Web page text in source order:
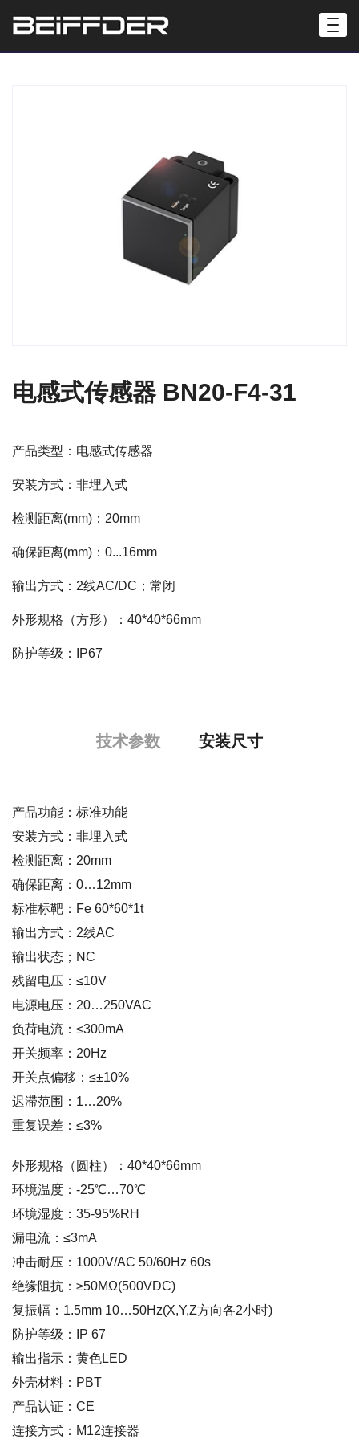
电感式传感器 BN20-F4-31
产品类型：电感式传感器
安装方式：非埋入式
检测距离(mm)：20mm
确保距离(mm)：0...16mm
输出方式：2线AC/DC；常闭
外形规格（方形）：40*40*66mm
防护等级：IP67
技术参数 安装尺寸
产品功能：标准功能
安装方式：非埋入式
检测距离：20mm
确保距离：0…12mm
标准标靶：Fe 60*60*1t
输出方式：2线AC
输出状态；NC
残留电压：≤10V
电源电压：20…250VAC
负荷电流：≤300mA
开关频率：20Hz
开关点偏移：≤±10%
迟滞范围：1…20%
重复误差：≤3%
外形规格（圆柱）：40*40*66mm
环境温度：-25℃…70℃
环境湿度：35-95%RH
漏电流：≤3mA
冲击耐压：1000V/AC 50/60Hz 60s
绝缘阻抗：≥50MΩ(500VDC)
复振幅：1.5mm 10…50Hz(X,Y,Z方向各2小时)
防护等级：IP 67
输出指示：黄色LED
外壳材料：PBT
产品认证：CE
连接方式：M12连接器